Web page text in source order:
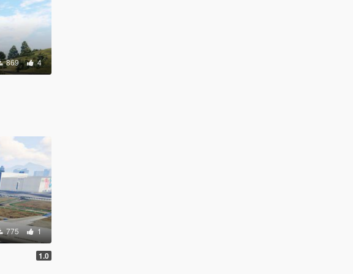
869 4
775 1
1.0